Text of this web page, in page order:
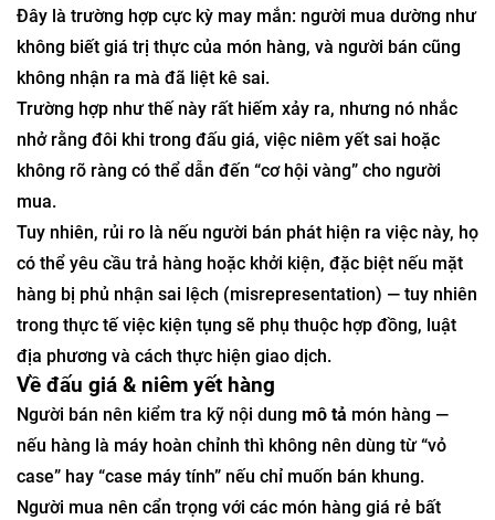
Đây là trường hợp cực kỳ may mắn: người mua dường như
không biết giá trị thực của món hàng, và người bán cũng
không nhận ra mà đã liệt kê sai.
Trường hợp như thế này rất hiếm xảy ra, nhưng nó nhắc
nhở rằng đôi khi trong đấu giá, việc niêm yết sai hoặc
không rõ ràng có thể dẫn đến “cơ hội vàng” cho người
mua.
Tuy nhiên, rủi ro là nếu người bán phát hiện ra việc này, họ
có thể yêu cầu trả hàng hoặc khởi kiện, đặc biệt nếu mặt
hàng bị phủ nhận sai lệch (misrepresentation) — tuy nhiên
trong thực tế việc kiện tụng sẽ phụ thuộc hợp đồng, luật
địa phương và cách thực hiện giao dịch.
Về đấu giá & niêm yết hàng
Người bán nên kiểm tra kỹ nội dung mô tả món hàng —
nếu hàng là máy hoàn chỉnh thì không nên dùng từ “vỏ
case” hay “case máy tính” nếu chỉ muốn bán khung.
Người mua nên cẩn trọng với các món hàng giá rẻ bất